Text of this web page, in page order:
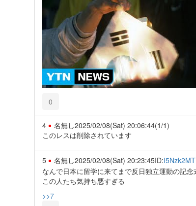
0
4 名無し2025/02/08(Sat) 20:06:44(1/1)
このレスは削除されています
5 名無し2025/02/08(Sat) 20:23:45ID:
なんで日本に留学に来てまで反日独立運動の記念
この人たち気持ち悪すぎる
>>7